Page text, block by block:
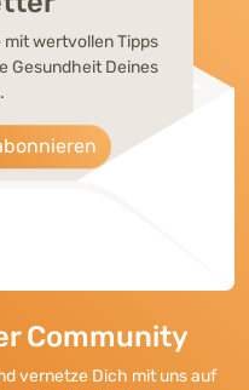
mit wertvollen Tipps
Gesundheit Deines
Community
vernetze Dich mit uns auf